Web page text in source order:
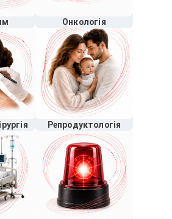
Онкологія
Репродуктологія